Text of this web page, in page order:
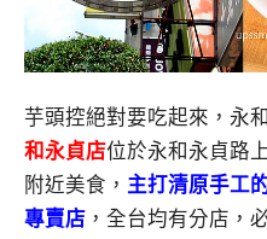
芋頭控絕對要吃起來，永
和永貞店位於永和永貞路
附近美食， 主打清原手工
專賣店 ，全台均有分店，